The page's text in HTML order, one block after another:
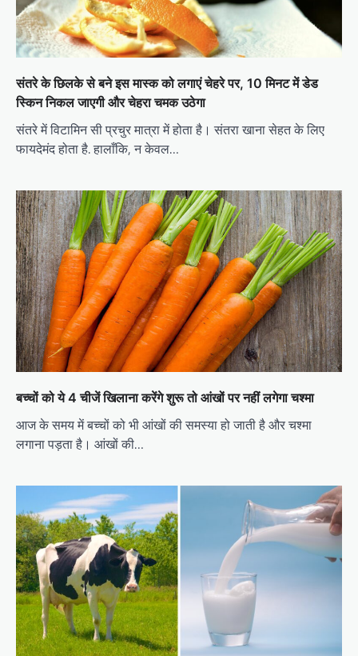
संतरे के छिलके से बने इस मास्क को लगाएं चेहरे पर, 10 मिनट में डेड
स्किन निकल जाएगी और चेहरा चमक उठेगा
संतरे में विटामिन सी प्रचुर मात्रा में होता है। संतरा खाना सेहत के लिए
फायदेमंद होता है. हालाँकि, न केवल…
बच्चों को ये 4 चीजें खिलाना करेंगे शुरू तो आंखों पर नहीं लगेगा चश्मा
आज के समय में बच्चों को भी आंखों की समस्या हो जाती है और चश्मा
लगाना पड़ता है। आंखों की…